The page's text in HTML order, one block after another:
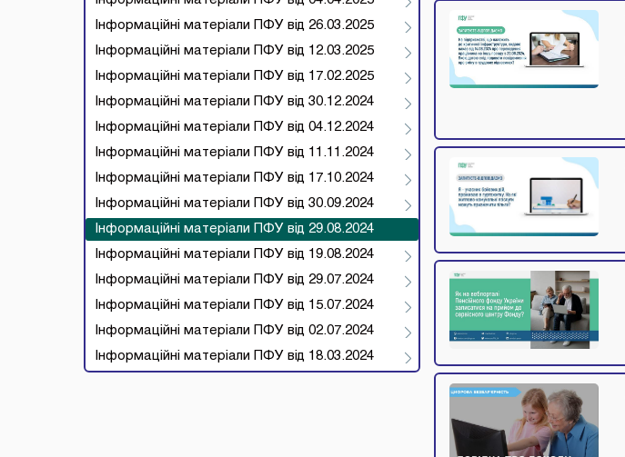
Інформаційні матеріали ПФУ від 26.03.2025
Інформаційні матеріали ПФУ від 12.03.2025
Інформаційні матеріали ПФУ від 17.02.2025
Інформаційні матеріали ПФУ від 30.12.2024
Інформаційні матеріали ПФУ від 04.12.2024
Інформаційні матеріали ПФУ від 11.11.2024
Інформаційні матеріали ПФУ від 17.10.2024
Інформаційні матеріали ПФУ від 30.09.2024
Інформаційні матеріали ПФУ від 29.08.2024
Інформаційні матеріали ПФУ від 19.08.2024
Інформаційні матеріали ПФУ від 29.07.2024
Інформаційні матеріали ПФУ від 15.07.2024
Інформаційні матеріали ПФУ від 02.07.2024
Інформаційні матеріали ПФУ від 18.03.2024